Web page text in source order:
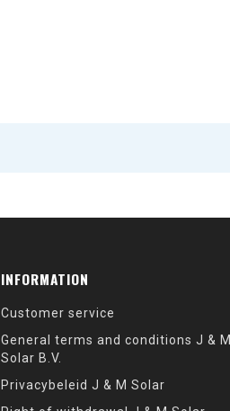
INFORMATION
Customer service
General terms and conditions J & M
Solar B.V.
Privacybeleid J & M Solar